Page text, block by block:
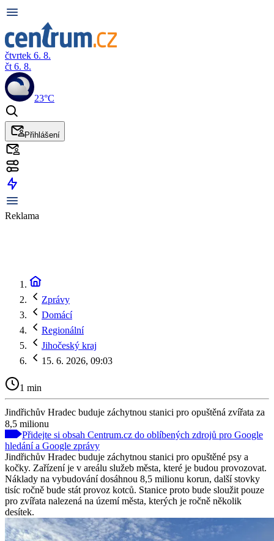
čtvrtek 6. 8.
čt 6. 8.
23°C
Přihlášení
Reklama
Zprávy
Domácí
Regionální
Jihočeský kraj
15. 6. 2026, 09:03
1 min
Jindřichův Hradec buduje záchytnou stanici pro opuštěná zvířata za
8,5 milionu
Přidejte si obsah Centrum.cz do oblíbených zdrojů pro Google
hledání a Google zprávy
Jindřichův Hradec buduje záchytnou stanici pro opuštěné psy a
kočky. Zařízení je v areálu služeb města, které je budou provozovat.
Náklady na vybudování dosáhnou 8,5 milionu korun, další stovky
tisíc ročně bude stát provoz kotců. Stanice proto bude sloužit pouze
pro zvířata nalezená na území města, kterých je ročně několik
desítek.